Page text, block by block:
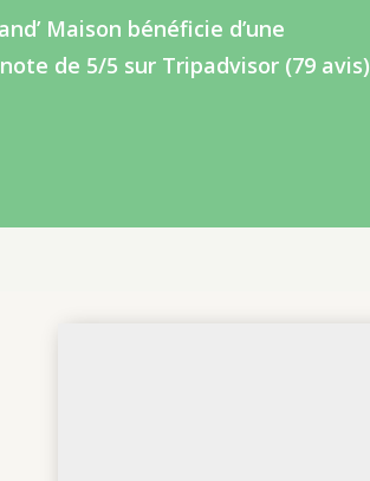
Maison bénéficie d’une
de 5/5 sur Tripadvisor (79 avis)